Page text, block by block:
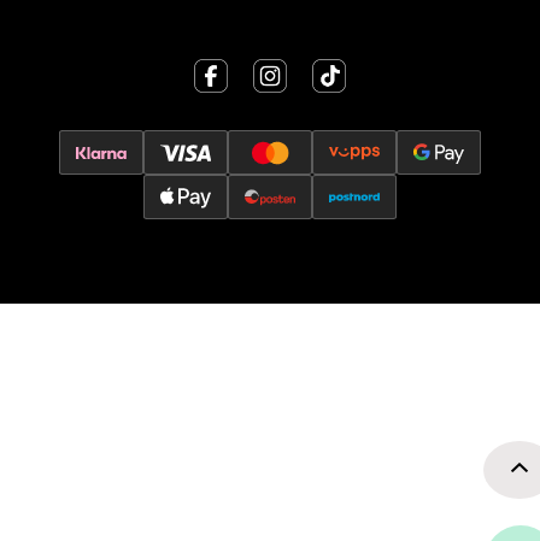
Jessheim - Thon Senter Jessheim
Åpent i dag 10-21
0 i butikk